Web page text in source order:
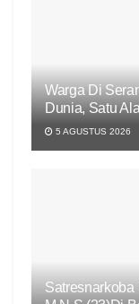
Warga Di
Dunia, Satu
5 AGUSTUS 2026
Satresnarkoba